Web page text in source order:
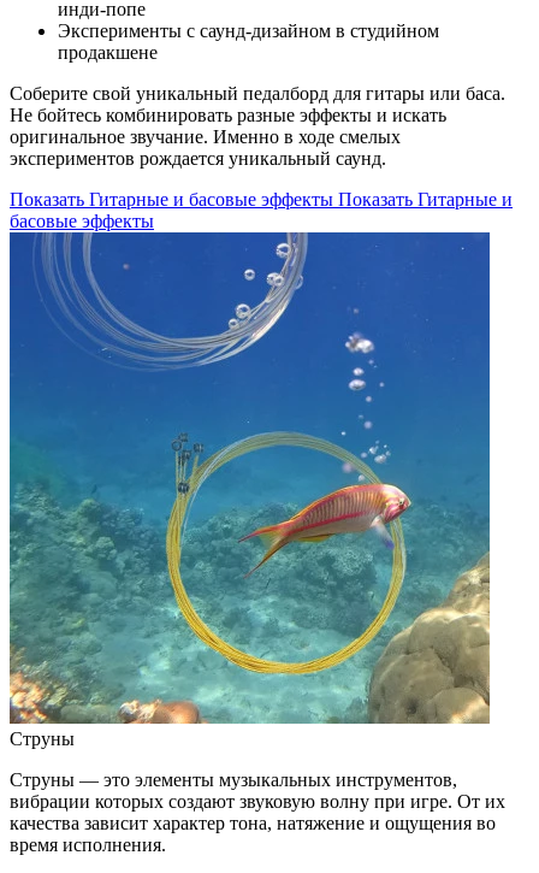
инди-попе
Эксперименты с саунд-дизайном в студийном
продакшене
Соберите свой уникальный педалборд для гитары или баса.
Не бойтесь комбинировать разные эффекты и искать
оригинальное звучание. Именно в ходе смелых
экспериментов рождается уникальный саунд.
Показать Гитарные и басовые эффекты Показать Гитарные и
басовые эффекты
Струны
Струны — это элементы музыкальных инструментов,
вибрации которых создают звуковую волну при игре. От их
качества зависит характер тона, натяжение и ощущения во
время исполнения.